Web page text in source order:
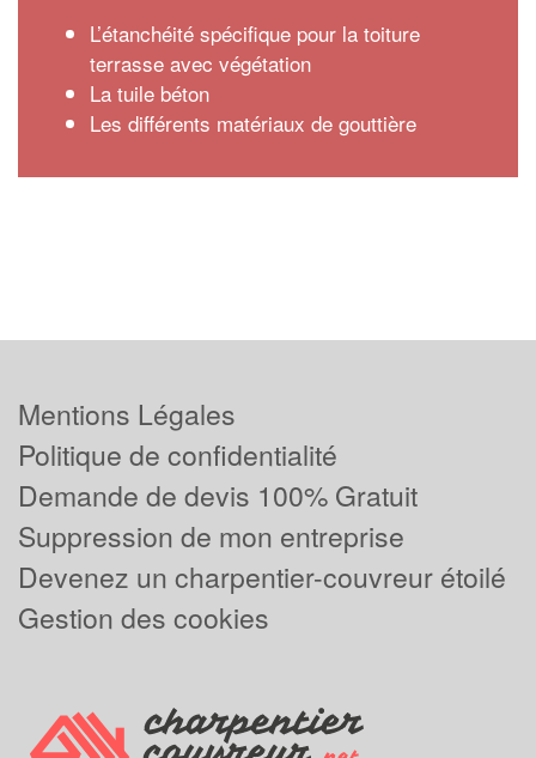
L’étanchéité spécifique pour la toiture
terrasse avec végétation
La tuile béton
Les différents matériaux de gouttière
Mentions Légales
Politique de confidentialité
Demande de devis 100% Gratuit
Suppression de mon entreprise
Devenez un charpentier-couvreur étoilé
Gestion des cookies